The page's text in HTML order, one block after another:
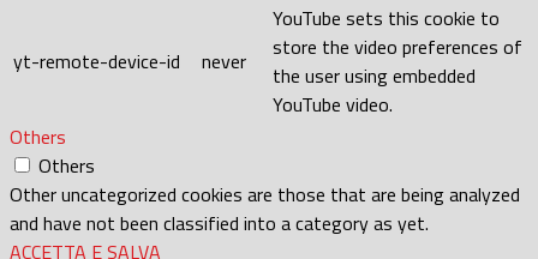
yt-remote-device-id never
YouTube sets this cookie to
store the video preferences of
the user using embedded
YouTube video.
Others
Others
Other uncategorized cookies are those that are being analyzed
and have not been classified into a category as yet.
ACCETTA E SALVA